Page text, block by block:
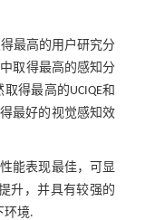
最高的用户研究分
取得最高的感知分
得最高的UCIQE和
最好的视觉感知效
能表现最佳，可显
升，并具有较强的
环境.